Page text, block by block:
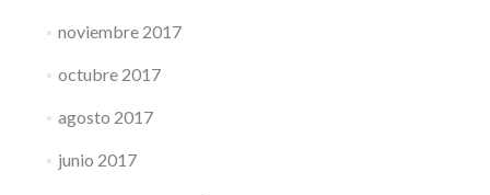
noviembre 2017
octubre 2017
agosto 2017
junio 2017